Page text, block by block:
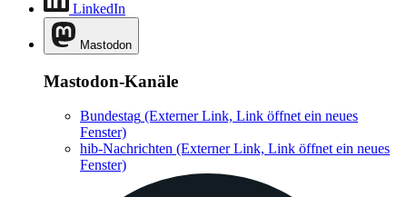
LinkedIn
Mastodon
Mastodon-Kanäle
Bundestag (Externer Link, Link öffnet ein neues
Fenster)
hib-Nachrichten (Externer Link, Link öffnet ein neues
Fenster)